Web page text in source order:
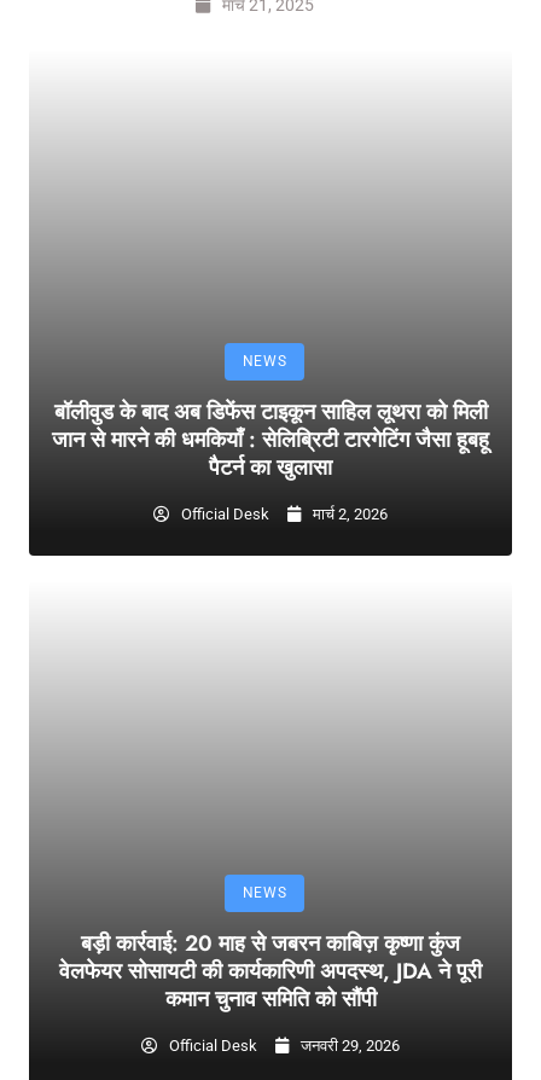
मार्च 21, 2025
NEWS
बॉलीवुड के बाद अब डिफेंस टाइकून साहिल लूथरा को मिली
जान से मारने की धमकियाँ : सेलिब्रिटी टारगेटिंग जैसा हूबहू
पैटर्न का खुलासा
Official Desk मार्च 2, 2026
NEWS
बड़ी कार्रवाई: 20 माह से जबरन काबिज़ कृष्णा कुंज
वेलफेयर सोसायटी की कार्यकारिणी अपदस्थ, JDA ने पूरी
कमान चुनाव समिति को सौंपी
Official Desk जनवरी 29, 2026